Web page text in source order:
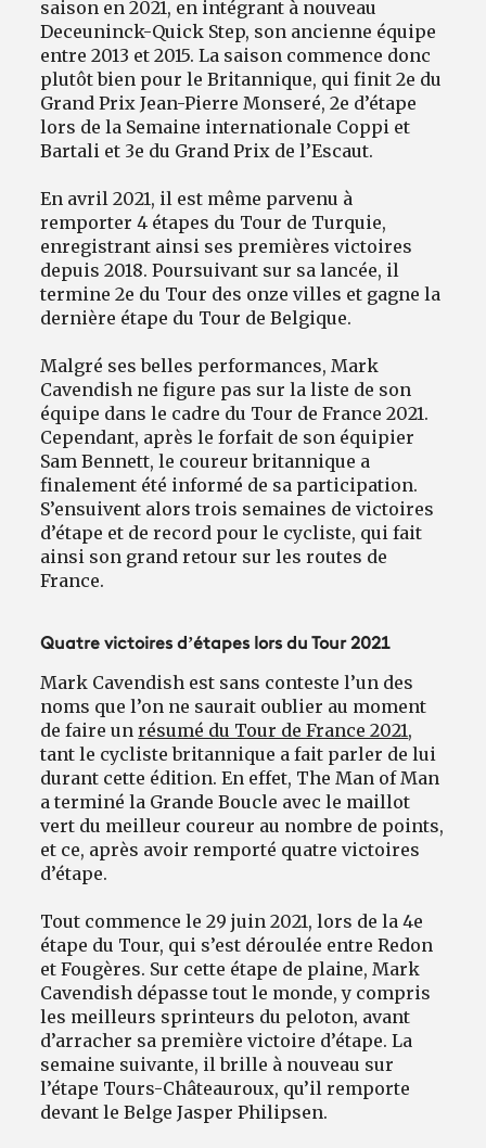
saison en 2021, en intégrant à nouveau
Deceuninck-Quick Step, son ancienne équipe
entre 2013 et 2015. La saison commence donc
plutôt bien pour le Britannique, qui finit 2e du
Grand Prix Jean-Pierre Monseré, 2e d’étape
lors de la Semaine internationale Coppi et
Bartali et 3e du Grand Prix de l’Escaut.
En avril 2021, il est même parvenu à
remporter 4 étapes du Tour de Turquie,
enregistrant ainsi ses premières victoires
depuis 2018. Poursuivant sur sa lancée, il
termine 2e du Tour des onze villes et gagne la
dernière étape du Tour de Belgique.
Malgré ses belles performances, Mark
Cavendish ne figure pas sur la liste de son
équipe dans le cadre du Tour de France 2021.
Cependant, après le forfait de son équipier
Sam Bennett, le coureur britannique a
finalement été informé de sa participation.
S’ensuivent alors trois semaines de victoires
d’étape et de record pour le cycliste, qui fait
ainsi son grand retour sur les routes de
France.
Quatre victoires d’étapes lors du Tour 2021
Mark Cavendish est sans conteste l’un des
noms que l’on ne saurait oublier au moment
de faire unrésumé du Tour de France 2021,
tant le cycliste britannique a fait parler de lui
durant cette édition. En effet, The Man of Man
a terminé la Grande Boucle avec le maillot
vert du meilleur coureur au nombre de points,
et ce, après avoir remporté quatre victoires
d’étape.
Tout commence le 29 juin 2021, lors de la 4e
étape du Tour, qui s’est déroulée entre Redon
et Fougères. Sur cette étape de plaine, Mark
Cavendish dépasse tout le monde, y compris
les meilleurs sprinteurs du peloton, avant
d’arracher sa première victoire d’étape. La
semaine suivante, il brille à nouveau sur
l’étape Tours-Châteauroux, qu’il remporte
devant le Belge Jasper Philipsen.